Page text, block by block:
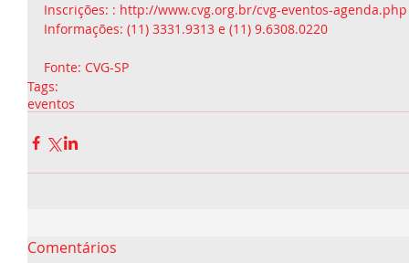
Inscrições: : http://www.cvg.org.br/cvg-eventos-agenda.php
Informações: (11) 3331.9313 e (11) 9.6308.0220
Fonte: CVG-SP
Tags:
eventos
Comentários